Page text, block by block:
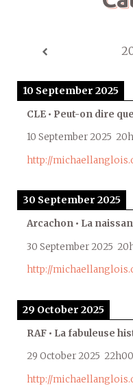
10 September 2025
CLE • Peut-on dire
10 September 2025
http://
30 September 2025
Arcachon • La
30 September 2025
http://
29 October 2025
RAF • La fabuleuse
29 October 2025 22h00
http://